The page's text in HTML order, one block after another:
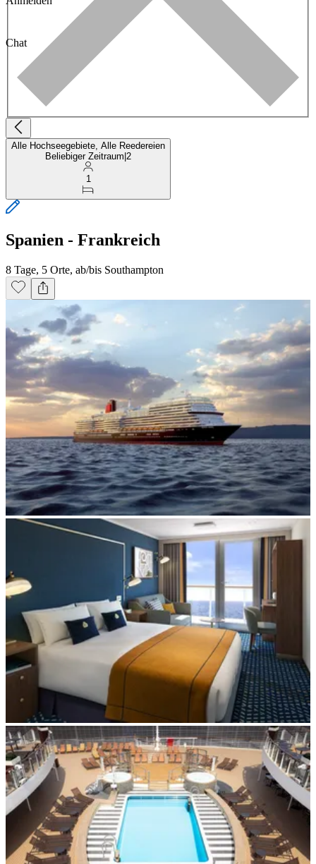
Chat
Alle Hochseegebiete, Alle Reedereien
Beliebiger Zeitraum 2
1
Spanien - Frankreich
8 Tage, 5 Orte, ab/bis Southampton